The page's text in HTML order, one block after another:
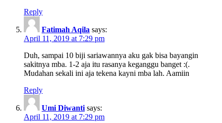
Reply
Fatimah Aqila says:
April 11, 2019 at 7:29 pm
Duh, sampai 10 biji sariawannya aku gak bisa bayangin
sakitnya mba. 1-2 aja itu rasanya keganggu banget :(.
Mudahan sekali ini aja tekena kayni mba lah. Aamiin
Reply
Umi Diwanti says:
April 11, 2019 at 7:29 pm